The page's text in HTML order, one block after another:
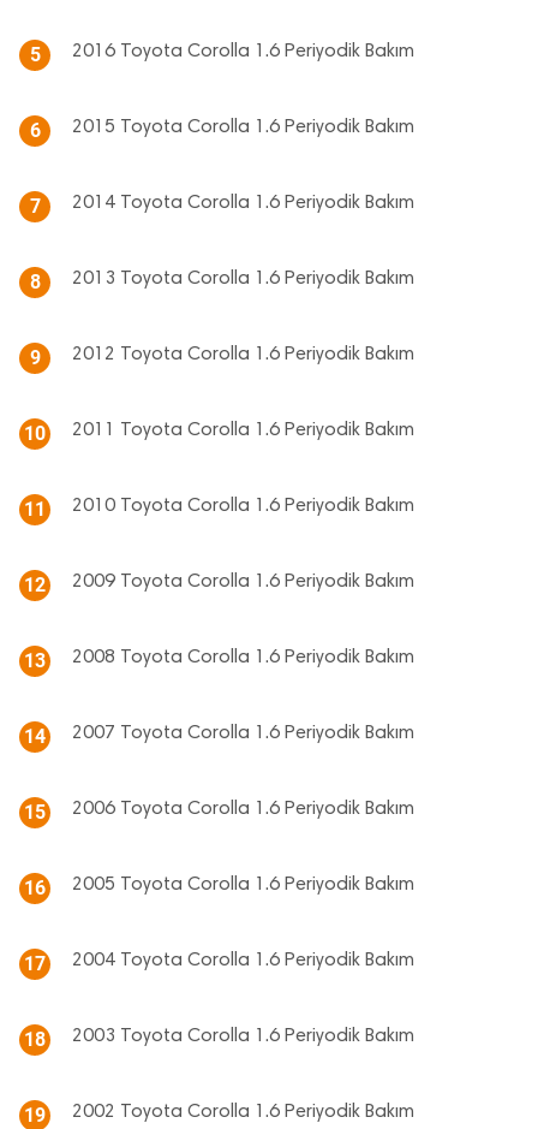
5 2016 Toyota Corolla 1.6 Periyodik Bakım
6 2015 Toyota Corolla 1.6 Periyodik Bakım
7 2014 Toyota Corolla 1.6 Periyodik Bakım
8 2013 Toyota Corolla 1.6 Periyodik Bakım
9 2012 Toyota Corolla 1.6 Periyodik Bakım
10 2011 Toyota Corolla 1.6 Periyodik Bakım
11 2010 Toyota Corolla 1.6 Periyodik Bakım
12 2009 Toyota Corolla 1.6 Periyodik Bakım
13 2008 Toyota Corolla 1.6 Periyodik Bakım
14 2007 Toyota Corolla 1.6 Periyodik Bakım
15 2006 Toyota Corolla 1.6 Periyodik Bakım
16 2005 Toyota Corolla 1.6 Periyodik Bakım
17 2004 Toyota Corolla 1.6 Periyodik Bakım
18 2003 Toyota Corolla 1.6 Periyodik Bakım
19 2002 Toyota Corolla 1.6 Periyodik Bakım